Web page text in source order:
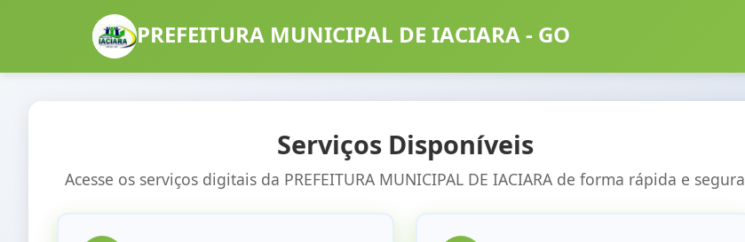
PREFEITURA MUNICIPAL DE IACIARA - GO
Serviços Disponíveis
Acesse os serviços digitais da PREFEITURA MUNICIPAL DE IACIARA de forma rápida e segura